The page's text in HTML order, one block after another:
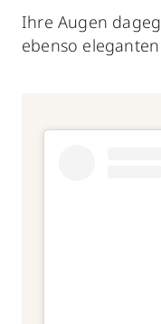
Ihre Augen
ebenso